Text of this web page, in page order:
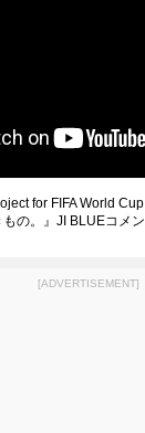
for FIFA World
の。』JI BLUEコメ
[ADVERTISEMENT]